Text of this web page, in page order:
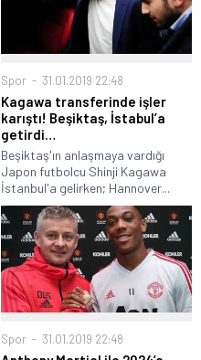
Spor 31.01.2019 22:48
Kagawa transferinde işler
karıştı! Beşiktaş, İstabul’a
getirdi…
Beşiktaş'ın anlaşmaya vardığı
Japon futbolcu Shinji Kagawa
İstanbul'a gelirken; Hannover...
Spor 31.01.2019 22:48